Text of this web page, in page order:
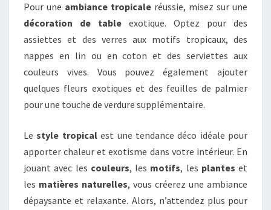
Pour une ambiance tropicale réussie, misez sur une
décoration de table exotique. Optez pour des
assiettes et des verres aux motifs tropicaux, des
nappes en lin ou en coton et des serviettes aux
couleurs vives. Vous pouvez également ajouter
quelques fleurs exotiques et des feuilles de palmier
pour une touche de verdure supplémentaire.
Lestyle tropicalest une tendance déco idéale pour
apporter chaleur et exotisme dans votre intérieur. En
jouant avec les couleurs, les motifs, les plantes et
les matières naturelles, vous créerez une ambiance
dépaysante et relaxante. Alors, n’attendez plus pour